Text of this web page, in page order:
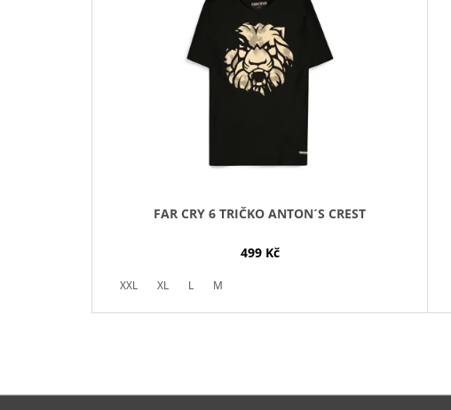
FAR CRY 6 TRIČKO ANTON´S CREST
499 Kč
XXL XL L M